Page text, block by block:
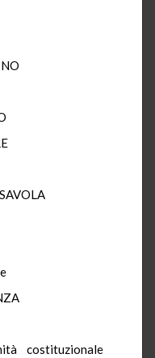
costituzionale